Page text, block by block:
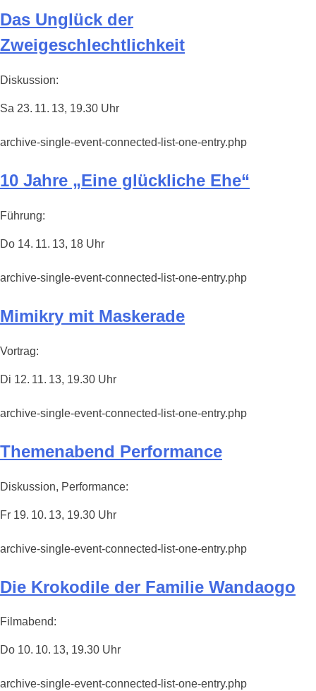
Das Unglück der
Zweigeschlechtlichkeit
Diskussion:
Sa 23. 11. 13, 19.30 Uhr
archive-single-event-connected-list-one-entry.php
10 Jahre „Eine glückliche Ehe“
Führung:
Do 14. 11. 13, 18 Uhr
archive-single-event-connected-list-one-entry.php
Mimikry mit Maskerade
Vortrag:
Di 12. 11. 13, 19.30 Uhr
archive-single-event-connected-list-one-entry.php
Themenabend Performance
Diskussion, Performance:
Fr 19. 10. 13, 19.30 Uhr
archive-single-event-connected-list-one-entry.php
Die Krokodile der Familie Wandaogo
Filmabend:
Do 10. 10. 13, 19.30 Uhr
archive-single-event-connected-list-one-entry.php